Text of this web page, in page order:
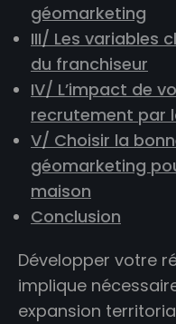
géomarketing
III/ Les variables
du franchiseur
IV/ L’impact de
recrutement par
V/ Choisir la
géomarketing
maison
Conclusion
Développer votre
implique
expansion